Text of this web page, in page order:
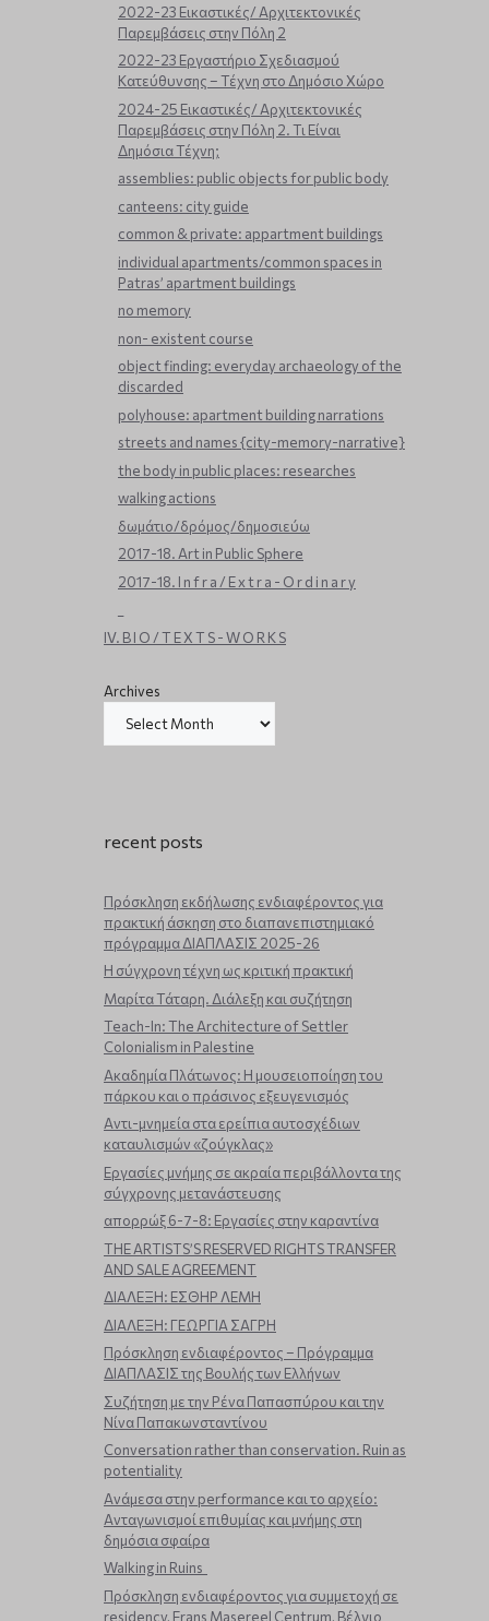
2022-23 Εικαστικές/ Αρχιτεκτονικές
Παρεμβάσεις στην Πόλη 2
2022-23 Εργαστήριο Σχεδιασμού
Κατεύθυνσης – Τέχνη στο Δημόσιο Χώρο
2024-25 Εικαστικές/ Αρχιτεκτονικές
Παρεμβάσεις στην Πόλη 2. Τι Είναι
Δημόσια Τέχνη;
assemblies: public objects for public body
canteens: city guide
common & private: appartment buildings
individual apartments/common spaces in
Patras’ apartment buildings
no memory
non- existent course
object finding: everyday archaeology of the
discarded
polyhouse: apartment building narrations
streets and names {city-memory-narrative}
the body in public places: researches
walking actions
δωμάτιο/δρόμος/δημοσιεύω
2017-18. Art in Public Sphere
2017-18. I n f r a / E x t r a - O r d i n a r y
IV. B I O / T E X T S - W O R K S
Archives
recent posts
Πρόσκληση εκδήλωσης ενδιαφέροντος για
πρακτική άσκηση στο διαπανεπιστημιακό
πρόγραμμα ΔΙΑΠΛΑΣΙΣ 2025-26
Η σύγχρονη τέχνη ως κριτική πρακτική
Μαρίτα Τάταρη. Διάλεξη και συζήτηση
Teach-In: The Architecture of Settler
Colonialism in Palestine
Ακαδημία Πλάτωνος: Η μουσειοποίηση του
πάρκου και ο πράσινος εξευγενισμός
Aντι-μνημεία στα ερείπια αυτοσχέδιων
καταυλισμών «ζούγκλας»
Εργασίες μνήμης σε ακραία περιβάλλοντα της
σύγχρονης μετανάστευσης
απορρώξ 6-7-8: Εργασίες στην καραντίνα
THE ARTISTS’S RESERVED RIGHTS TRANSFER
AND SALE AGREEMENT
ΔΙΑΛΕΞΗ: ΕΣΘΗΡ ΛΕΜΗ
ΔΙΑΛΕΞΗ: ΓΕΩΡΓΙΑ ΣΑΓΡΗ
Πρόσκληση ενδιαφέροντος – Πρόγραμμα
ΔΙΑΠΛΑΣΙΣ της Βουλής των Ελλήνων
Συζήτηση με την Ρένα Παπασπύρου και την
Νίνα Παπακωνσταντίνου
Conversation rather than conservation. Ruin as
potentiality
Ανάμεσα στην performance και το αρχείο:
Ανταγωνισμοί επιθυμίας και μνήμης στη
δημόσια σφαίρα
Walking in Ruins
Πρόσκληση ενδιαφέροντος για συμμετοχή σε
residency, Frans Masereel Centrum, Βέλγιο